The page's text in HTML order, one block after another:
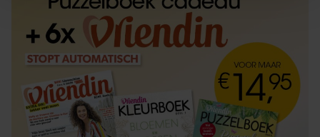
personaliseren, om functies voor social media te bieden
en om ons websiteverkeer te analyseren. Ook delen we
informatie over uw gebruik van onze site met onze
partners voor social media, adverteren en analyse. Deze
partners kunnen deze gegevens combineren met andere
informatie die u aan ze heeft verstrekt of die ze hebben
verzameld op basis van uw gebruik van hun services. U
gaat akkoord met onze cookies als u onze website blijft